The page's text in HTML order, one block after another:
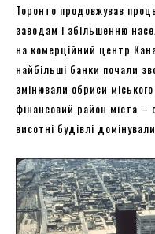
Торонто продовжував
заводам і збільшенню
на комерційний центр
найбільші банки почали
змінювали обриси
фінансовий район міста –
висотні будівлі